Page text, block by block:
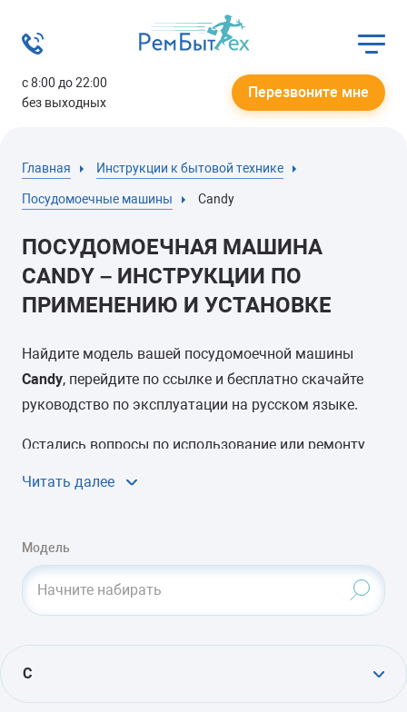
с 8:00 до 22:00
без выходных
Перезвоните мне
Главная Инструкции к бытовой технике
Посудомоечные машины Candy
ПОСУДОМОЕЧНАЯ МАШИНА
CANDY – ИНСТРУКЦИИ ПО
ПРИМЕНЕНИЮ И УСТАНОВКЕ
Найдите модель вашей посудомоечной машины
Candy, перейдите по ссылке и бесплатно скачайте
руководство по эксплуатации на русском языке.
Остались вопросы по использование или ремонту
Вопрос-ответ
Читать далее
Модель
Начните набирать
C